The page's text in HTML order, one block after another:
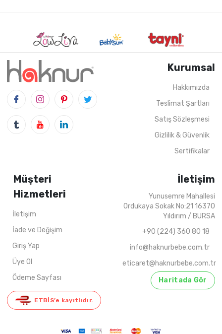
SARI İNDİGO KİREMİT ORAJ
4 ADET 6-18 AYLIK ADET 9-12
Kurumsal
Hakkımızda
Teslimat Şartları
Satış Sözleşmesi
Gizlilik & Güvenlik
Sertifikalar
Müşteri
Hizmetleri
İletişim
İade ve Değişim
Giriş Yap
Üye Ol
Ödeme Sayfası
ETBİS’e kayıtlıdır.
İletişim
Yunusemre Mahallesi
Ordukaya Sokak No:21 16370
Yıldırım / BURSA
+90 (224) 360 80 18
info@haknurbebe.com.tr
eticaret@haknurbebe.com.tr
Haritada Gör